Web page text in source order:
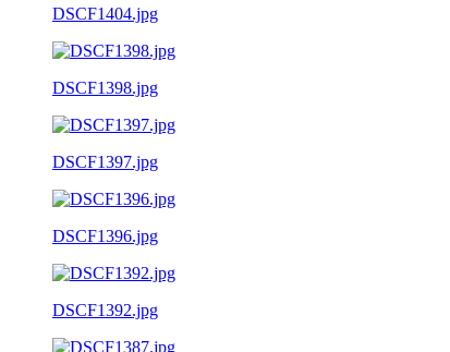
DSCF1404.jpg
DSCF1398.jpg
DSCF1397.jpg
DSCF1396.jpg
DSCF1392.jpg